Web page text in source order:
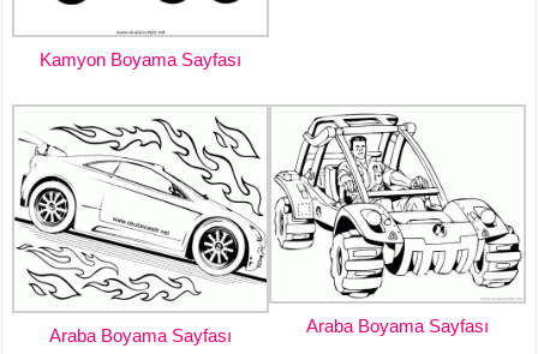
Kamyon Boyama Sayfası
Araba Boyama Sayfası Araba Boyama Sayfası